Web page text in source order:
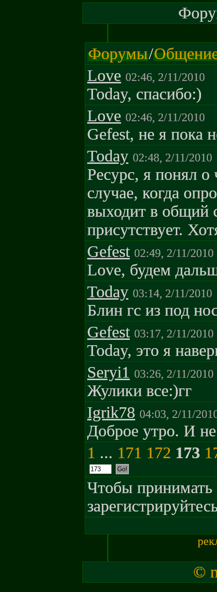
Форумы/
Love 02:46, 2/11/2010
Today, спасибо:)
Love 02:46, 2/11/2010
Gefest, не я пока
Today 02:48, 2/11/2010
Pecypc, я понял
случае, когда
выходит в общий
присутствует.
Gefest 02:49, 2/11/2010
Love, будем
Today 03:14, 2/11/2010
Блин гс из под
Gefest 03:17, 2/11/2010
Today, это я
Seryi1 03:26, 2/11/2010
Жулики все:)гг
Igrik78 04:03, 2/11/
Доброе утро. И
1 ... 171 172 173
Чтобы принимать
©